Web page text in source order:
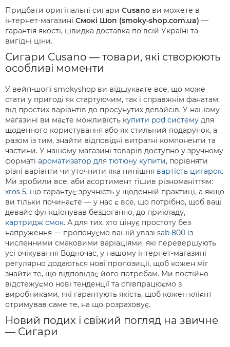
Придбати оригінальні сигари Cusano ви можете в
інтернет-магазині Смокі Шоп (smoky-shop.com.ua) —
гарантія якості, швидка доставка по всій Україні та
вигідні ціни.
Сигари Cusano — товари, які створюють
особливі моменти
У вейп-шопі smokyshop ви відшукаєте все, що може
стати у пригоді як стартуючим, так і справжнім фанатам:
від простих варіантів до просунутих девайсів. У нашому
магазині ви маєте можливість купити pod систему для
щоденного користування або як стильний подарунок, а
разом із тим, знайти відповідні витратні компоненти та
частини. У нашому магазині товарів доступно у зручному
форматі ароматизатор для тютюну купити, порівняти
різні варіанти чи уточнити яка нинішня вартість цигарок.
Ми зробили все, аби асортимент тішив різноманіттям:
xros 5, що гарантує зручність у щоденній практиці, а якщо
ви тільки починаєте — у нас є все, що потрібно, щоб ваш
девайс функціонував бездоганно, до прикладу,
картридж смок. А для тих, хто цінує простоту без
напруження — пропонуємо вашій увазі sab 800 із
численними смаковими варіаціями, які перевершують
усі очікування Водночас, у нашому інтернет-магазині
регулярно додаються нові пропозиції, щоб кожен міг
знайти те, що відповідає його потребам. Ми постійно
відстежуємо нові тенденції та співпрацюємо з
виробниками, які гарантують якість, щоб кожен клієнт
отримував саме те, на що розраховує.
Новий подих і свіжий погляд на звичне
— Сигари